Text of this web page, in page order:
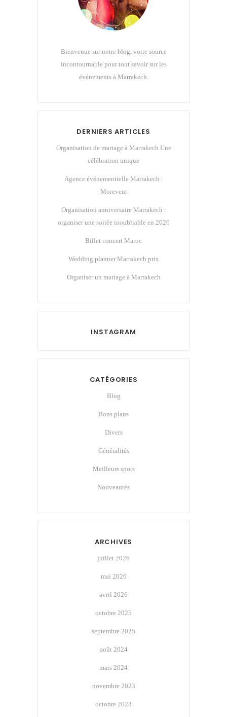
Bienvenue sur notre blog, votre source
incontournable pour tout savoir sur les
événements à Marrakech.
DERNIERS ARTICLES
Organisation de mariage à Marrakech Une
célébration unique
Agence événementielle Marrakech :
Morevent
Organisation anniversaire Marrakech :
organiser une soirée inoubliable en 2026
Billet concert Maroc
Wedding planner Marrakech prix
Organiser un mariage à Marrakech
INSTAGRAM
CATÉGORIES
Blog
Bons plans
Divers
Généralités
Meilleurs spots
Nouveautés
ARCHIVES
juillet 2026
mai 2026
avril 2026
octobre 2025
septembre 2025
août 2024
mars 2024
novembre 2023
octobre 2023